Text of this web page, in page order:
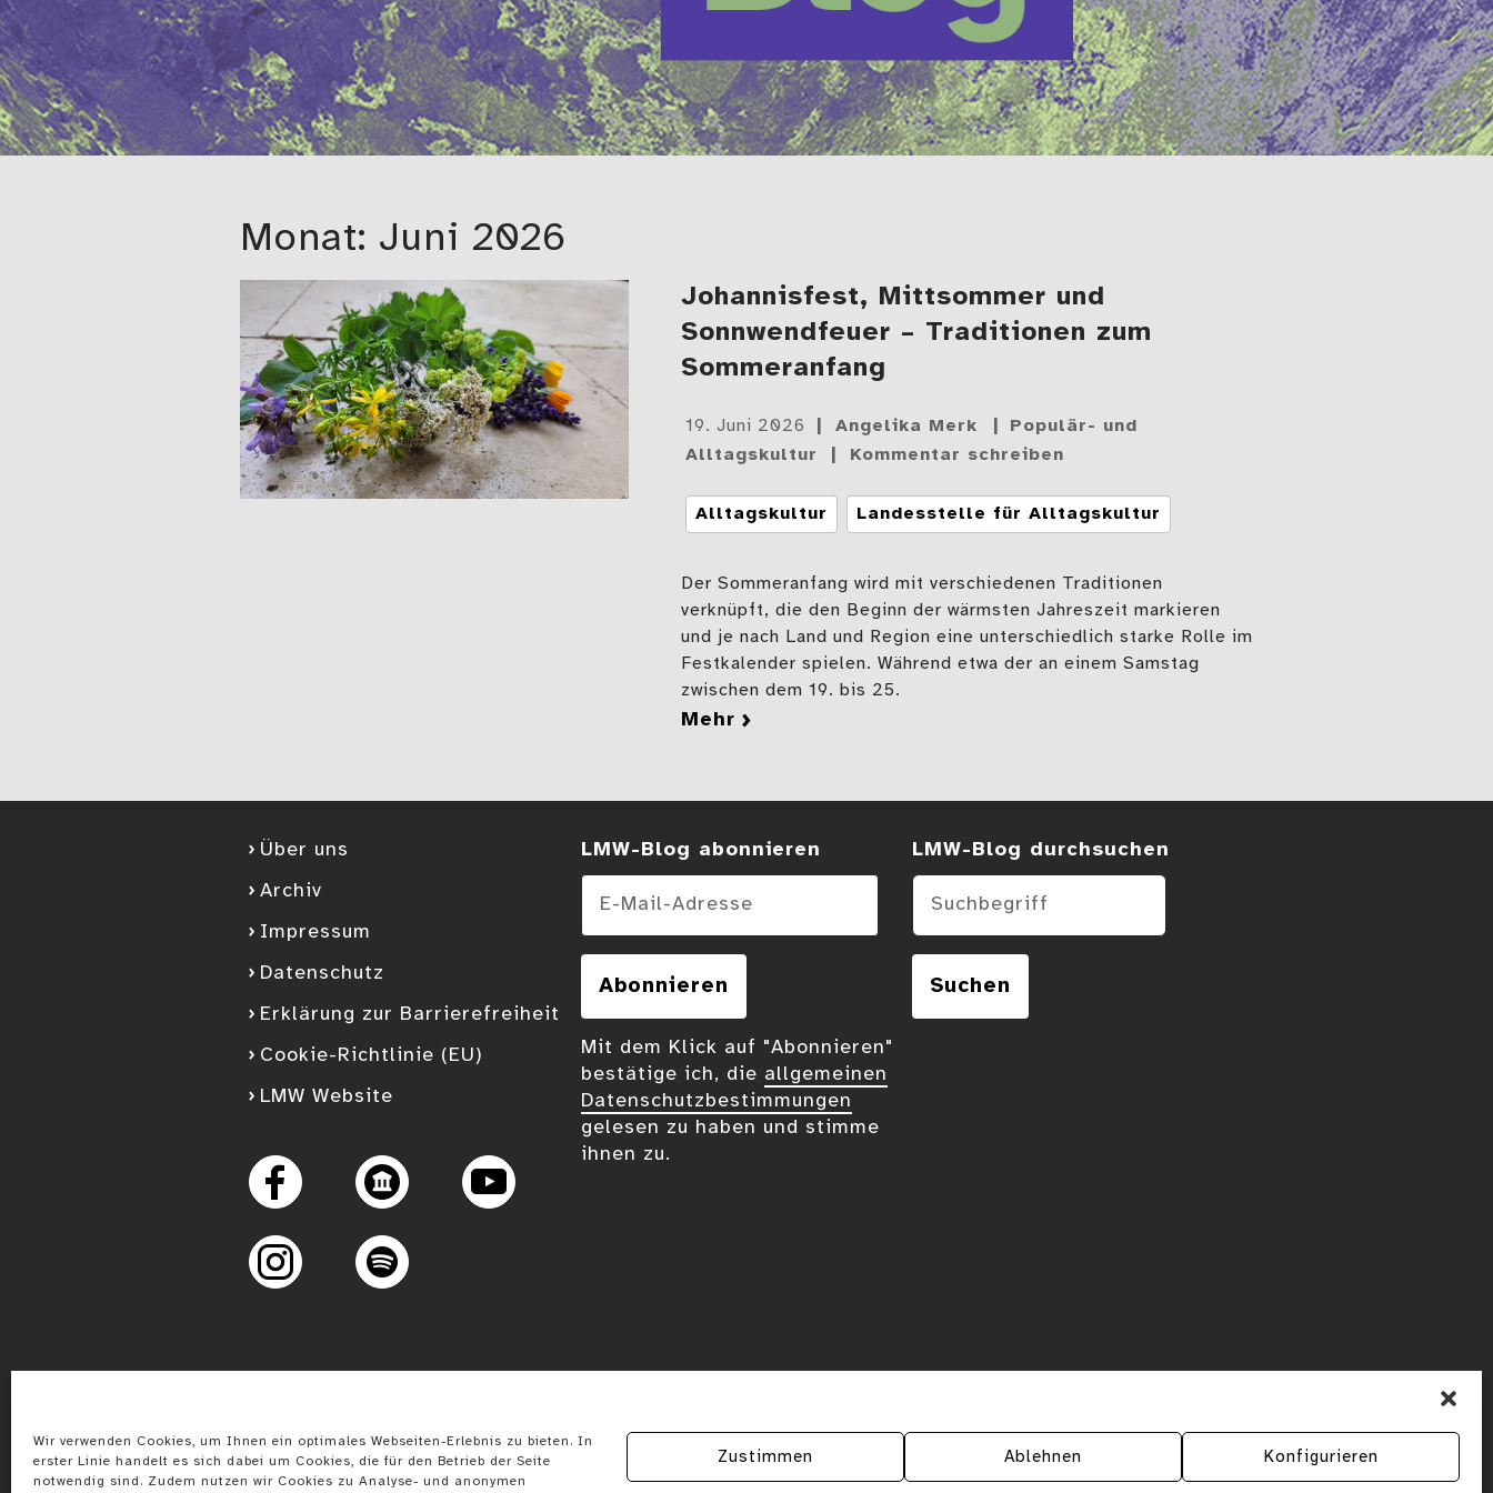
Wir verwenden Cookies, um Ihnen ein optimales Webseiten-Erlebnis zu bieten. In
erster Linie handelt es sich dabei um Cookies, die für den Betrieb der Seite
notwendig sind. Zudem nutzen wir Cookies zu Analyse- und anonymen
Zustimmen Ablehnen Konfigurieren
Monat: Juni 2026
Johannisfest, Mittsommer und
Sonnwendfeuer – Traditionen zum
Sommeranfang
Gepostet
am
19. Juni 2026 Angelika Merk
Populär- und
Alltagskultur
Kommentar schreiben
Tags
Alltagskultur Landesstelle für Alltagskultur
Der Sommeranfang wird mit verschiedenen Traditionen
verknüpft, die den Beginn der wärmsten Jahreszeit markieren
und je nach Land und Region eine unterschiedlich starke Rolle im
Festkalender spielen. Während etwa der an einem Samstag
zwischen dem 19. bis 25.
mehr zu Johannisfest, Mittsommer und Sonnwendfeuer – Traditionen
Über uns
Archiv
Impressum
Datenschutz
Erklärung zur Barrierefreiheit
Cookie-Richtlinie (EU)
LMW Website
Facebook
Googleplus
YouTube
InstagramSpotify
LMW-Blog abonnieren
Mit dem Klick auf "Abonnieren"
bestätige ich, die allgemeinen
Datenschutzbestimmungen
gelesen zu haben und stimme
ihnen zu.
E-Mail-Adresse
Abonnieren
Suchen im Blog
LMW-Blog durchsuchen
Suchen